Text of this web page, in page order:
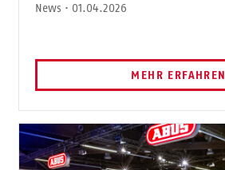
News · 01.04.2026
MEHR ERFAHREN